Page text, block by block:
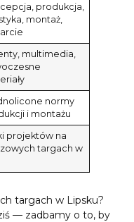
produkcja,
montaż,
multimedia,
normy
i montażu
projektów na
targach w
targach w Lipsku?
— zadbamy o to, by